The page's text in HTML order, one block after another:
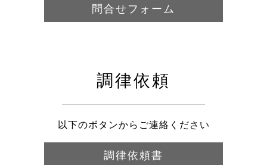
問合せフォーム
調律依頼
以下のボタンからご連絡ください
調律依頼書